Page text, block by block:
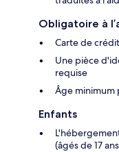
Obligatoire à
Carte de
Une pièce
requise
Âge minimum
Enfants
(âgés de 17